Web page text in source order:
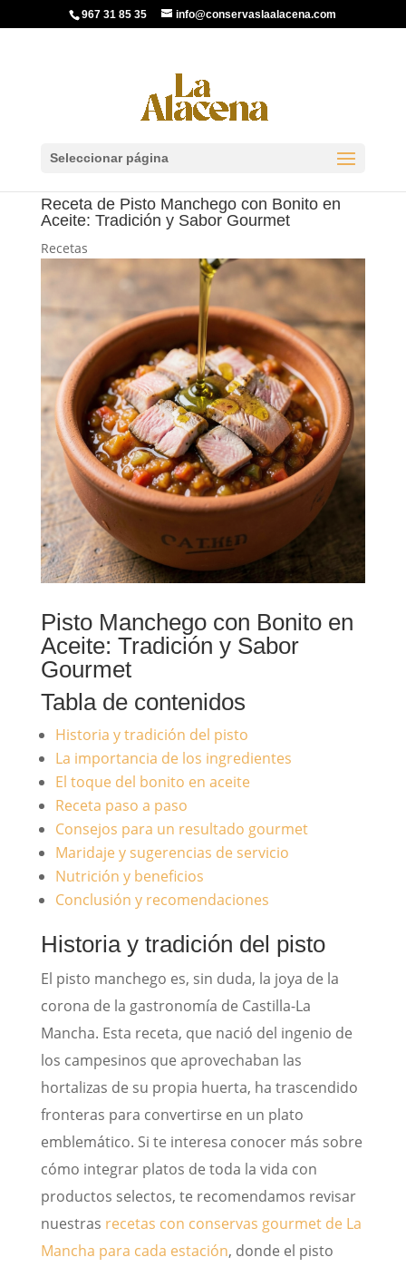
967 31 85 35 info@conservaslaalacena.com
Seleccionar página
Receta de Pisto Manchego con Bonito en
Aceite: Tradición y Sabor Gourmet
Recetas
Pisto Manchego con Bonito en
Aceite: Tradición y Sabor
Gourmet
Tabla de contenidos
Historia y tradición del pisto
La importancia de los ingredientes
El toque del bonito en aceite
Receta paso a paso
Consejos para un resultado gourmet
Maridaje y sugerencias de servicio
Nutrición y beneficios
Conclusión y recomendaciones
Historia y tradición del pisto
El pisto manchego es, sin duda, la joya de la
corona de la gastronomía de Castilla-La
Mancha. Esta receta, que nació del ingenio de
los campesinos que aprovechaban las
hortalizas de su propia huerta, ha trascendido
fronteras para convertirse en un plato
emblemático. Si te interesa conocer más sobre
cómo integrar platos de toda la vida con
productos selectos, te recomendamos revisar
nuestras recetas con conservas gourmet de La
Mancha para cada estación, donde el pisto